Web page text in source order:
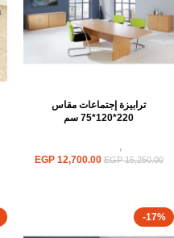
ترابيزة إجتماعات مقاس
220*120*75 سم
ترابيزات,
EGP15,250.00
EGP12,700.00
-17%